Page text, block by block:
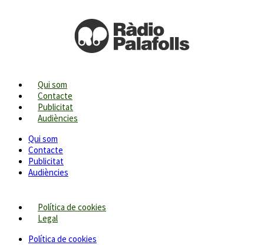
Qui som
Contacte
Publicitat
Audiències
Qui som
Contacte
Publicitat
Audiències
Política de cookies
Legal
Política de cookies